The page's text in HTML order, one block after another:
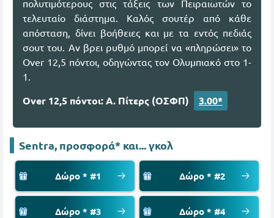
πολυτιμότερους στις τάξεις των Πειραιωτών το
τελευταίο διάστημα. Καλός σουτέρ από κάθε
απόσταση, δίνει βοήθειες και με τα εντός πεδιάς
σουτ του. Αν βρει ρυθμό μπορεί να «πληρώσει» το
Over 12,5 πόντοι, οδηγώντας τον Ολυμπιακό στο 1-
1.
Over 12,5 πόντοι: Α. Πίτερς (ΟΣΦΠ) 3.00*
Sentra, προσφορά* και... γκολ
Δώρο * #1 Δώρο * #2
Δώρο * #3 Δώρο * #4